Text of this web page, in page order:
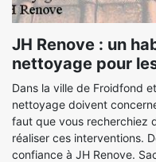
JH Renove : un
nettoyage pour
Dans la ville de Froidfond
nettoyage doivent
faut que vous recherchiez
réaliser ces interventions.
confiance à JH Renove.